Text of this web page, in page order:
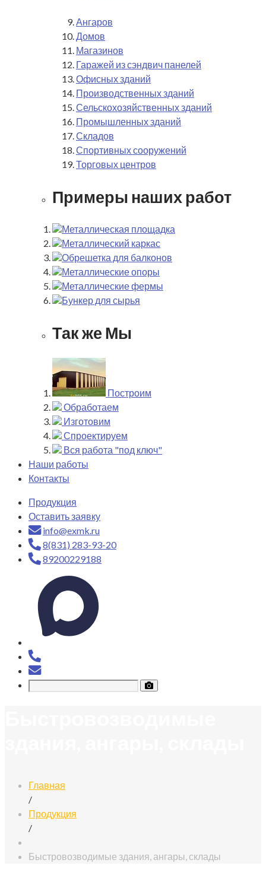
Ангаров
Домов
Магазинов
Гаражей из сэндвич панелей
Офисных зданий
Производственных зданий
Сельскохозяйственных зданий
Промышленных зданий
Складов
Спортивных сооружений
Торговых центров
Примеры наших работ
Металлическая площадка
Металлический каркас
Обрешетка для балконов
Металлические опоры
Металлические фермы
Бункер для сырья
Так же Мы
Построим
Обработаем
Изготовим
Спроектируем
Вся работа "под ключ"
Наши работы
Контакты
Продукция
Оставить заявку
info@exmk.ru
8(831) 283-93-20
89200229188
Главная
/
Продукция
/
Быстровозводимые здания, ангары, склады